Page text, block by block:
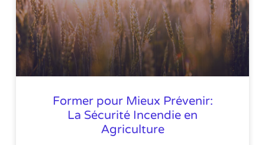
Former pour Mieux Prévenir‌:
La Sécurité Incendie en
Agriculture